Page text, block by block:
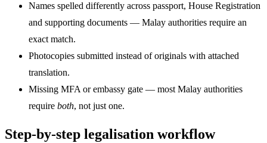
Names spelled differently across passport, House Registration
and supporting documents — Malay authorities require an
exact match.
Photocopies submitted instead of originals with attached
translation.
Missing MFA or embassy gate — most Malay authorities
require both, not just one.
Step-by-step legalisation workflow